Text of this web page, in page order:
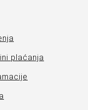
plaćanja